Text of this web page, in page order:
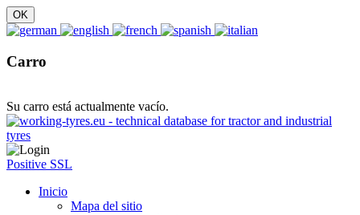
Carro
Su carro está actualmente vacío.
Positive SSL
Inicio
Mapa del sitio